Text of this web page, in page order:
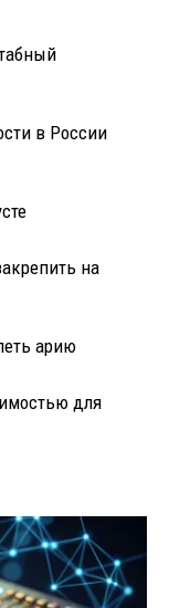
в России
на
арию
для